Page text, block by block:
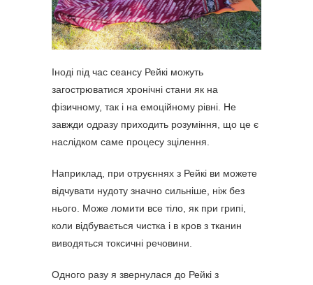
Іноді під час сеансу Рейкі можуть
загострюватися хронічні стани як на
фізичному, так і на емоційному рівні. Не
завжди одразу приходить розуміння, що це є
наслідком саме процесу зцілення.
Наприклад, при отруєннях з Рейкі ви можете
відчувати нудоту значно сильніше, ніж без
нього. Може ломити все тіло, як при грипі,
коли відбувається чистка і в кров з тканин
виводяться токсичні речовини.
Одного разу я звернулася до Рейкі з